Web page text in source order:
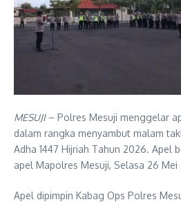
MESUJI– Polres Mesuji menggelar
dalam rangka menyambut malam
Adha 1447 Hijriah Tahun 2026. Apel
apel Mapolres Mesuji, Selasa 26 Mei
Apel dipimpin Kabag Ops Polres